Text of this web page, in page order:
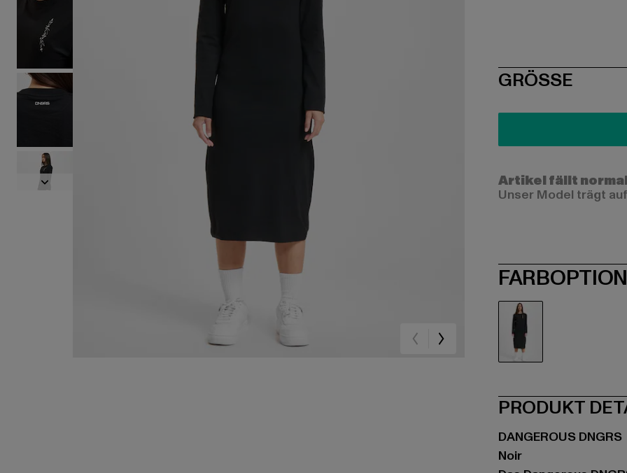
SIZE
GRÖSSE
Artikel fällt
Unser Model trägt
PRODUKT
DANGEROUS DNGRS
Noir